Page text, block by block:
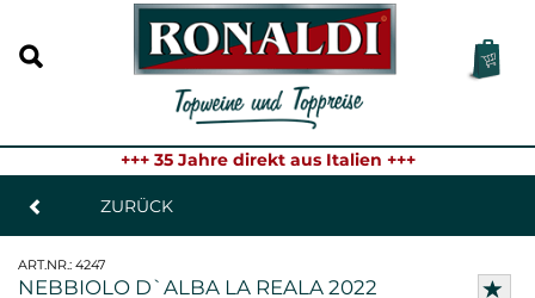
+++ 35 Jahre direkt aus Italien +++
ZURÜCK
ART.NR.: 4247
NEBBIOLO D`ALBA LA REALA 2022